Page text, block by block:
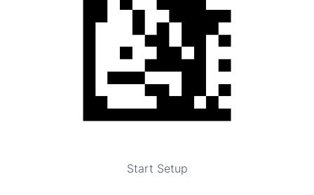
Start Setup